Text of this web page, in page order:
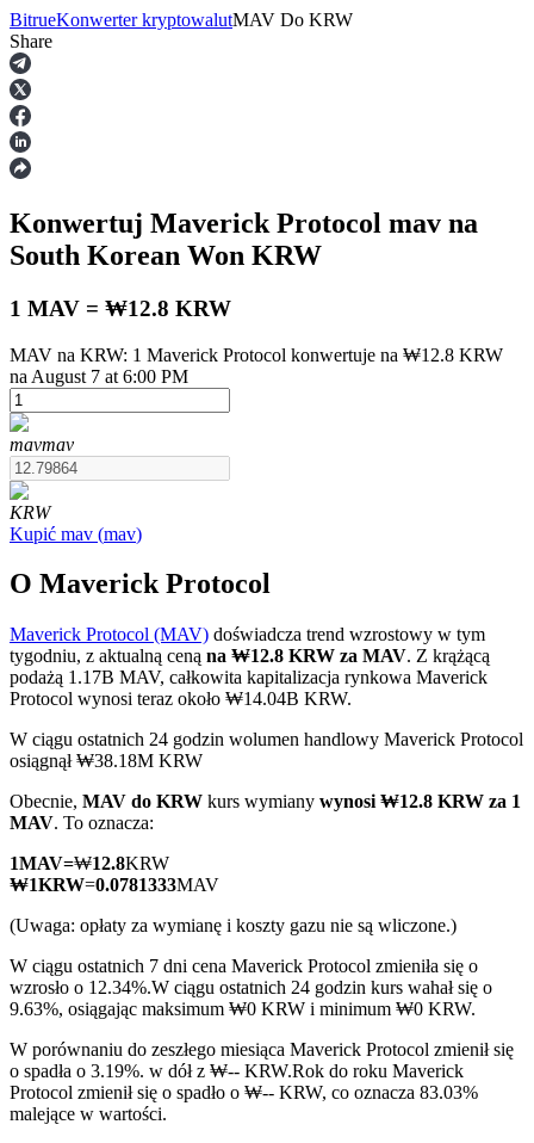
Kontrakty terminowe
Kontrakty terminowe na USDT
Kontrakty terminowe COIN-M
Kontrakty terminowe na kryptowaluty
TradFi
Instrumenty pochodne na akcje, forex, metale szlachetne i
towary
Kontrakty terminowe na USDC
Kontrakty futures wykorzystujące USDC jako zabezpieczenie
BitrueKonwerter kryptowalutMAV Do KRW
Share
Konwertuj Maverick Protocol mav na
South Korean Won KRW
1 MAV = ₩12.8 KRW
MAV na KRW: 1 Maverick Protocol konwertuje na ₩12.8 KRW
na August 7 at 6:00 PM
mavmav
KRW
Kupić mav (mav)
O Maverick Protocol
Maverick Protocol (MAV) doświadcza trend wzrostowy w tym
tygodniu, z aktualną ceną na ₩12.8 KRW za MAV. Z krążącą
podażą 1.17B MAV, całkowita kapitalizacja rynkowa Maverick
Protocol wynosi teraz około ₩14.04B KRW.
W ciągu ostatnich 24 godzin wolumen handlowy Maverick Protocol
osiągnął ₩38.18M KRW
Obecnie, MAV do KRW kurs wymiany wynosi ₩12.8 KRW za 1
MAV. To oznacza:
1MAV=₩12.8KRW
₩1KRW=0.0781333MAV
(Uwaga: opłaty za wymianę i koszty gazu nie są wliczone.)
W ciągu ostatnich 7 dni cena Maverick Protocol zmieniła się o
wzrosło o 12.34%.W ciągu ostatnich 24 godzin kurs wahał się o
9.63%, osiągając maksimum ₩0 KRW i minimum ₩0 KRW.
W porównaniu do zeszłego miesiąca Maverick Protocol zmienił się
o spadła o 3.19%. w dół z ₩-- KRW.Rok do roku Maverick
Protocol zmienił się o spadło o ₩-- KRW, co oznacza 83.03%
malejące w wartości.